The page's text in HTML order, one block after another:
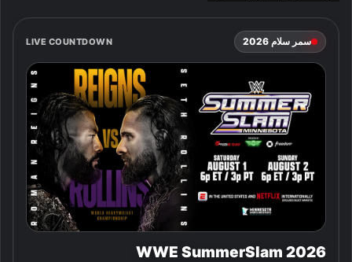
سمر سلام 2026 LIVE COUNTDOWN
WWE SummerSlam 2026